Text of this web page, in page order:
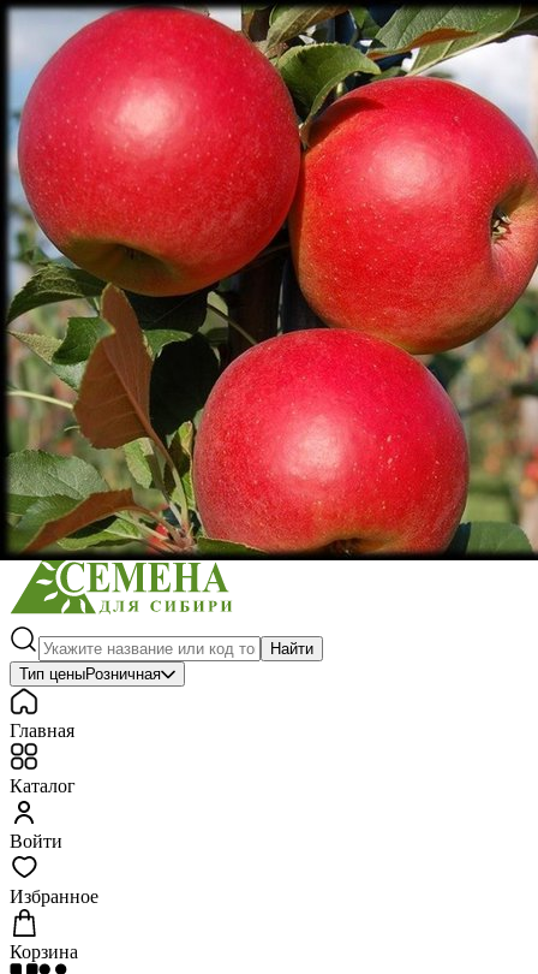
Выберите город
Обратный звонокЗаказать обратный звонок
Каталог
Семена
Грунты
Газонные травы, сидераты
Горшки, рассадники, аксессуары
Посадочный материал
Садовый инструмент, инвентарь
Консервирование
Средства защиты, удобрения, добавки, химия
Обустройство сада, декор
Найти
Тип ценыРозничная
Главная
Каталог
Войти
Избранное
Корзина